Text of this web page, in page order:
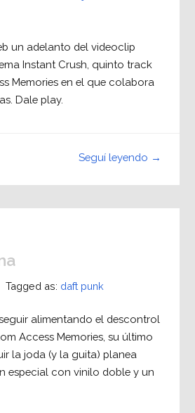
un adelanto del videoclip
Instant Crush, quinto track
Memories en el que colabora
Dale play.
Seguí leyendo →
Tagged as: daft punk
alimentando el descontrol
Access Memories, su último
la joda (y la guita) planea
especial con vinilo doble y un